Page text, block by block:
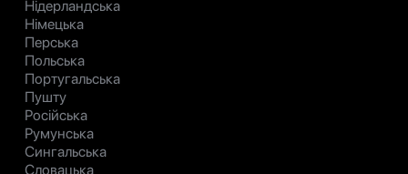
Нідерландська
Німецька
Перська
Польська
Португальська
Пушту
Російська
Румунська
Сингальська
Словацька